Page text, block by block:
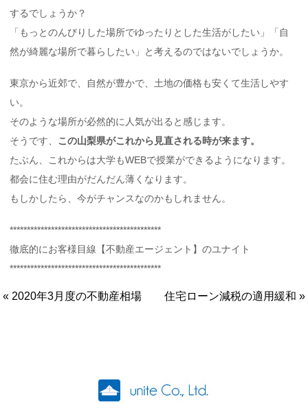
するでしょうか？
「もっとのんびりした場所でゆったりとした生活がしたい」「自
然が綺麗な場所で暮らしたい」と考えるのではないでしょうか。
東京から近郊で、自然が豊かで、土地の価格も安くて生活しやす
い。
そのような場所が必然的に人気が出ると感じます。
そうです、 この山梨県がこれから見直される時が来ます。
たぶん、これからは大学もWEBで授業ができるようになります。
都会に住む理由がだんだん薄くなります。
もしかしたら、今がチャンスなのかもしれません。
********************************************
徹底的にお客様目線【不動産エージェント】のユナイト
********************************************
« 2020年3月度の不動産相場 住宅ローン減税の適用緩和 »